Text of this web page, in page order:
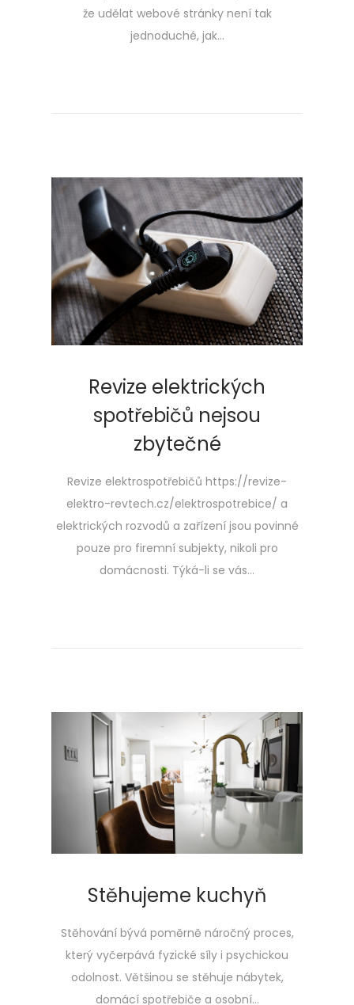
že udělat webové stránky není tak
jednoduché, jak…
Revize elektrických
spotřebičů nejsou
zbytečné
Revize elektrospotřebičů https://revize-
elektro-revtech.cz/elektrospotrebice/ a
elektrických rozvodů a zařízení jsou povinné
pouze pro firemní subjekty, nikoli pro
domácnosti. Týká-li se vás…
Stěhujeme kuchyň
Stěhování bývá poměrně náročný proces,
který vyčerpává fyzické síly i psychickou
odolnost. Většinou se stěhuje nábytek,
domácí spotřebiče a osobní…